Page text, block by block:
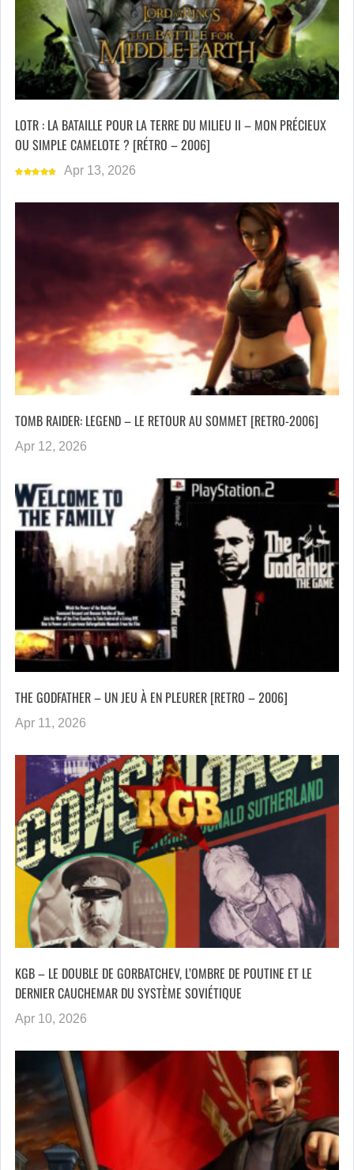
LOTR : LA BATAILLE POUR LA TERRE DU MILIEU II – MON PRÉCIEUX
OU SIMPLE CAMELOTE ? [RÉTRO – 2006]
Apr 13, 2026
TOMB RAIDER: LEGEND – LE RETOUR AU SOMMET [RETRO-2006]
Apr 12, 2026
THE GODFATHER – UN JEU À EN PLEURER [RETRO – 2006]
Apr 11, 2026
KGB – LE DOUBLE DE GORBATCHEV, L’OMBRE DE POUTINE ET LE
DERNIER CAUCHEMAR DU SYSTÈME SOVIÉTIQUE
Apr 10, 2026